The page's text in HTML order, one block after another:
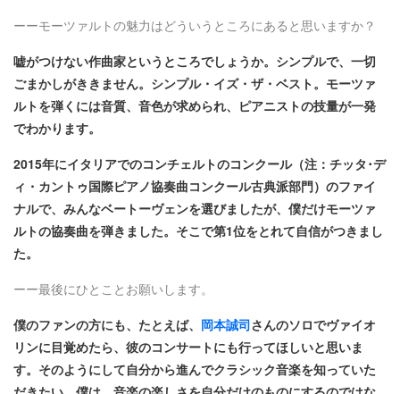
ーーモーツァルトの魅力はどういうところにあると思いますか？
嘘がつけない作曲家というところでしょうか。シンプルで、一切
ごまかしがききません。シンプル・イズ・ザ・ベスト。モーツァ
ルトを弾くには音質、音色が求められ、ピアニストの技量が一発
でわかります。
2015年にイタリアでのコンチェルトのコンクール（注：チッタ･デ
ィ・カントゥ国際ピアノ協奏曲コンクール古典派部門）のファイ
ナルで、みんなベートーヴェンを選びましたが、僕だけモーツァ
ルトの協奏曲を弾きました。そこで第1位をとれて自信がつきまし
た。
ーー最後にひとことお願いします。
僕のファンの方にも、たとえば、 岡本誠司さんのソロでヴァイオ
リンに目覚めたら、彼のコンサートにも行ってほしいと思いま
す。そのようにして自分から進んでクラシック音楽を知っていた